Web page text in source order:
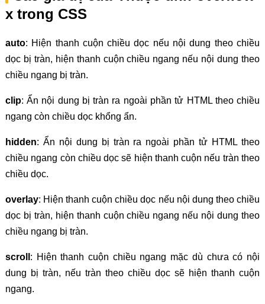
x trong CSS
auto: Hiện thanh cuộn chiều dọc nếu nội dung theo chiều
dọc bị tràn, hiện thanh cuộn chiều ngang nếu nội dung theo
chiều ngang bị tràn.
clip: Ẩn nội dung bị tràn ra ngoài phần tử HTML theo chiều
ngang còn chiều dọc khổng ẩn.
hidden: Ẩn nội dung bị tràn ra ngoài phần tử HTML theo
chiều ngang còn chiều dọc sẽ hiện thanh cuộn nếu tràn theo
chiều dọc.
overlay: Hiện thanh cuộn chiều dọc nếu nội dung theo chiều
dọc bị tràn, hiện thanh cuộn chiều ngang nếu nội dung theo
chiều ngang bị tràn.
scroll : Hiện thanh cuộn chiều ngang mặc dù chưa có nội
dung bị tràn, nếu tràn theo chiều dọc sẽ hiện thanh cuộn
ngang.